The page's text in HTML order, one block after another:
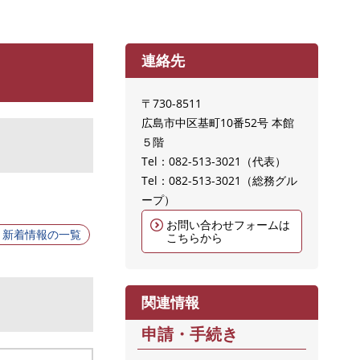
新着情報の一覧
連絡先
〒730-8511
広島市中区基町10番52号 本館
５階
Tel：082-513‐3021
代表
Tel：082-513-3021
総務グル
ープ
お問い合わせフォームは
こちらから
関連情報
申請・手続き